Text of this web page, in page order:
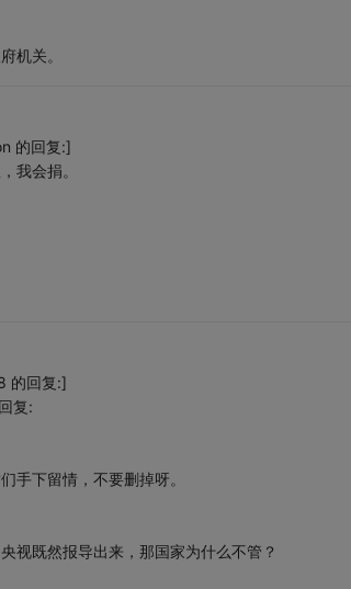
机关。
的回复:]
我会捐。
的回复:]
复:
手下留情，不要删掉呀。
视既然报导出来，那国家为什么不管？